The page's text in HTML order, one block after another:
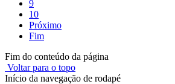
9
10
Próximo
Fim
Fim do conteúdo da página
Voltar para o topo
Início da navegação de rodapé